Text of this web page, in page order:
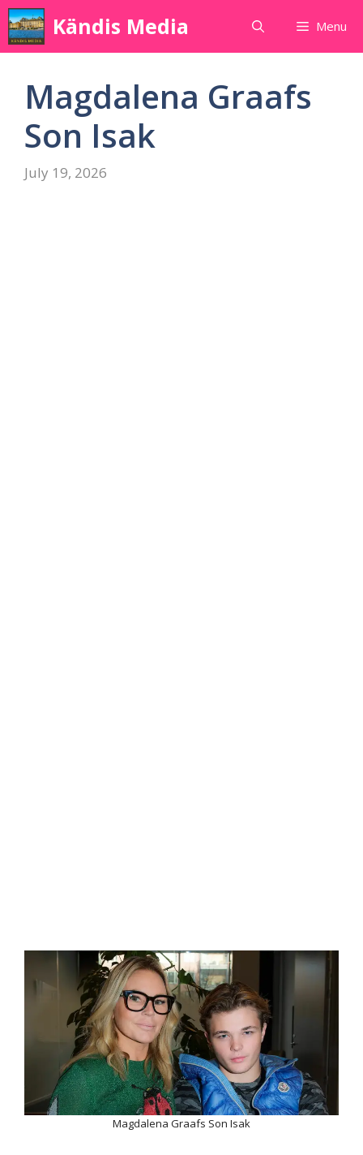
Skip
to
content
Kändis Media Menu
Magdalena Graafs
Son Isak
July 19, 2026
Magdalena Graafs Son Isak